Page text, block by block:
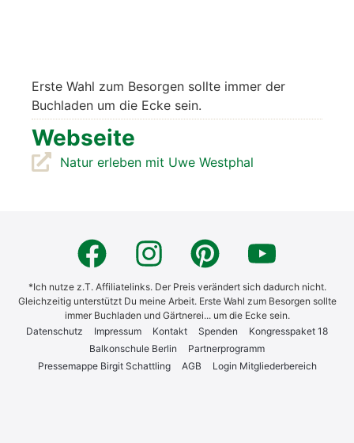
Ers­te Wahl zum Besor­gen soll­te immer der
Buch­la­den um die Ecke sein.
Web­sei­te
Natur erle­ben mit Uwe West­phal
*Ich nutze z.T. Affiliatelinks. Der Preis verändert sich dadurch nicht.
Gleichzeitig unterstützt Du meine Arbeit. Erste Wahl zum Besorgen sollte
immer Buchladen und Gärtnerei... um die Ecke sein.
Daten­schutz
Impres­sum Kon­takt Spen­den
Kon­gress­pa­ket 18
Bal­kon­schu­le Ber­lin
Part­ner­pro­gramm
Pres­se­map­pe Bir­git Schatt­ling
AGB Log­in Mit­glie­der­be­reich